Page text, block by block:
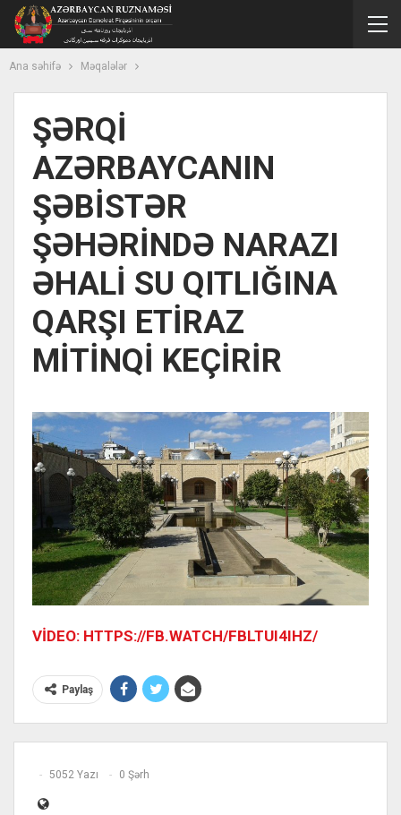
Ana səhifə Məqalələr
ŞƏRQİ
AZƏRBAYCANIN
ŞƏBİSTƏR
ŞƏHƏRİNDƏ NARAZI
ƏHALİ SU QITLIĞINA
QARŞI ETİRAZ
MİTİNQİ KEÇİRİR
VİDEO: HTTPS://FB.WATCH/FBLTUI4IHZ/
Paylaş
5052 Yazı 0 Şərh